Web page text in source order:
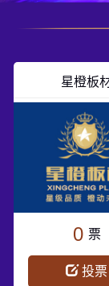
星橙板
0 票
投票